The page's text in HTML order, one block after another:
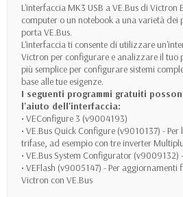
L'interfaccia MK3 USB a VE.Bus di Victron
computer o un notebook a una varietà
porta VE.Bus.
L'interfaccia ti consente di utilizzare
Victron per configurare e analizzare il
più semplice per configurare sistemi
base alle tue esigenze.
I seguenti programmi gratuiti
l'aiuto dell'interfaccia:
• VEConfigure 3 (v9004193)
• VE.Bus Quick Configure (v9010137) -
trifase, ad esempio con tre inverter
• VE.Bus System Configurator (v9009132)
• VEFlash (v9005147) - Per
Victron con VE.Bus